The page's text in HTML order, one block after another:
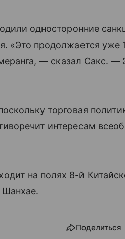
односторонние
«Это продолжается уже
— сказал Сакс. —
торговая
интересам
на полях 8-й
Шанхае.
Поделиться